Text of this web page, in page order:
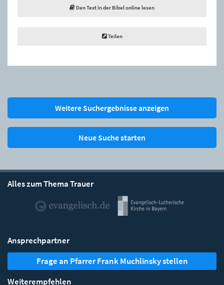
Den Text in der Bibel online lesen
Teilen
Weitere Suchergebnisse anzeigen
Neue Suche starten
Alles zum Thema Trauer
Ansprechpartner
Frage an Pfarrer Frank Muchlinsky stellen
Weiterempfehlen